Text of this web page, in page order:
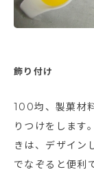
飾り付け
100均、製菓材
りつけをします
きは、デザイン
でなぞると便利